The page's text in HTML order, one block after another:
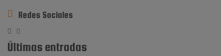
Redes Sociales
Últimas entradas